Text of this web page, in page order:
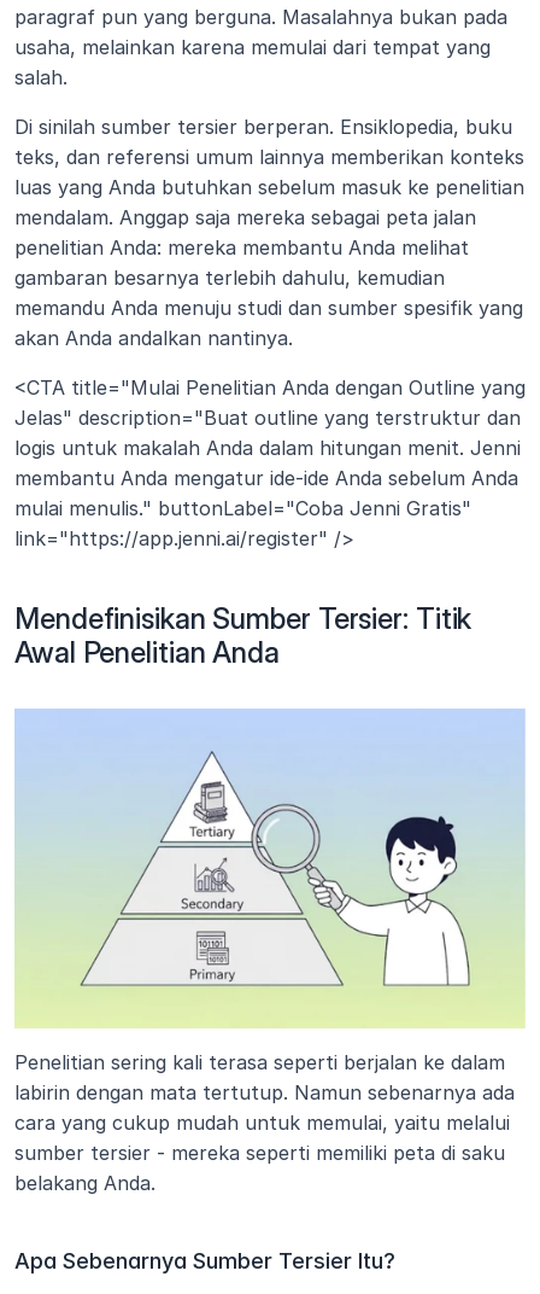
paragraf pun yang berguna. Masalahnya bukan pada
usaha, melainkan karena memulai dari tempat yang
salah.
Di sinilah sumber tersier berperan. Ensiklopedia, buku
teks, dan referensi umum lainnya memberikan konteks
luas yang Anda butuhkan sebelum masuk ke penelitian
mendalam. Anggap saja mereka sebagai peta jalan
penelitian Anda: mereka membantu Anda melihat
gambaran besarnya terlebih dahulu, kemudian
memandu Anda menuju studi dan sumber spesifik yang
akan Anda andalkan nantinya.
<CTA title="Mulai Penelitian Anda dengan Outline yang
Jelas" description="Buat outline yang terstruktur dan
logis untuk makalah Anda dalam hitungan menit. Jenni
membantu Anda mengatur ide-ide Anda sebelum Anda
mulai menulis." buttonLabel="Coba Jenni Gratis"
link="https://app.jenni.ai/register" />
Mendefinisikan Sumber Tersier: Titik
Awal Penelitian Anda
Penelitian sering kali terasa seperti berjalan ke dalam
labirin dengan mata tertutup. Namun sebenarnya ada
cara yang cukup mudah untuk memulai, yaitu melalui
sumber tersier - mereka seperti memiliki peta di saku
belakang Anda.
Apa Sebenarnya Sumber Tersier Itu?